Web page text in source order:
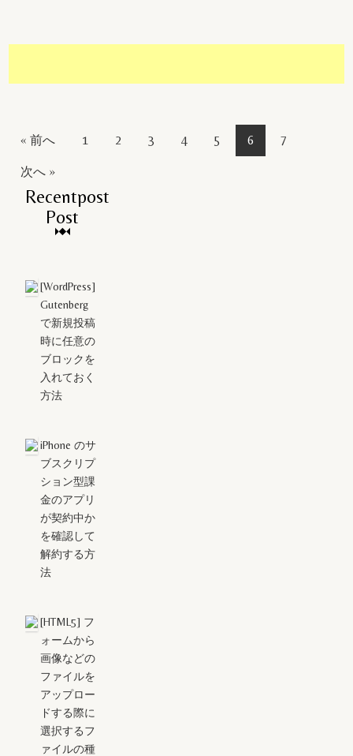
« 前へ 1 2 3 4 5 6 7
次へ »
Recentpost
Post
[WordPress]
Gutenberg
で新規投稿
時に任意の
ブロックを
入れておく
方法
iPhone のサ
ブスクリプ
ション型課
金のアプリ
が契約中か
を確認して
解約する方
法
[HTML5] フ
ォームから
画像などの
ファイルを
アップロー
ドする際に
選択するフ
ァイルの種